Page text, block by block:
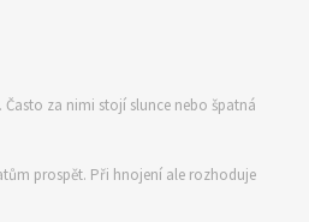
Často za nimi stojí slunce nebo špatná
prospět. Při hnojení ale rozhoduje